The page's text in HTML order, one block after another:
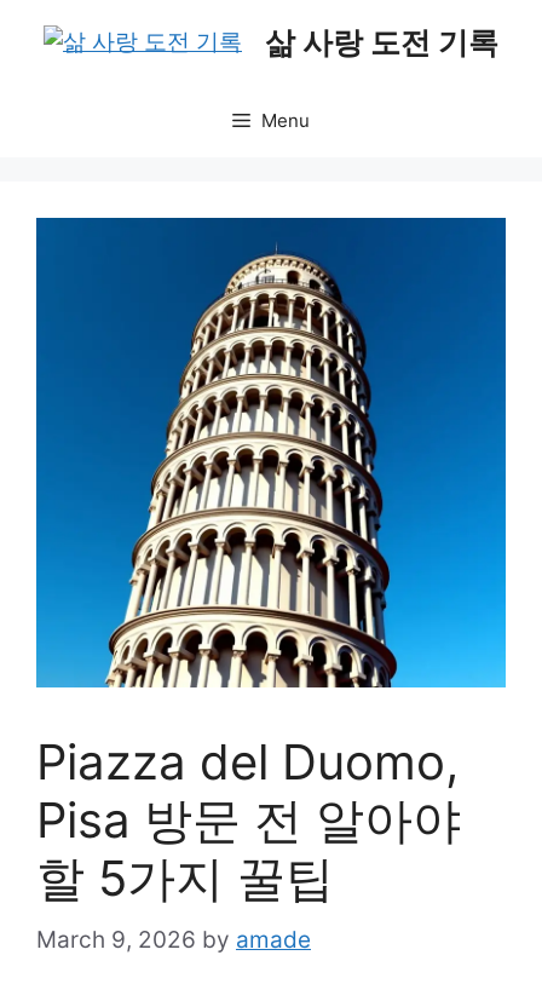
삶 사랑 도전 기록
Menu
Piazza del Duomo,
Pisa 방문 전 알아야
할 5가지 꿀팁
March 9, 2026 by amade